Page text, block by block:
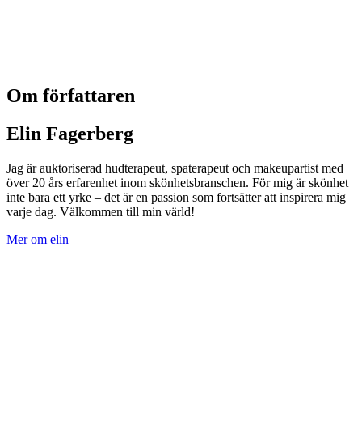
Om författaren
Elin Fagerberg
Jag är auktoriserad hudterapeut, spaterapeut och makeupartist med
över 20 års erfarenhet inom skönhetsbranschen. För mig är skönhet
inte bara ett yrke – det är en passion som fortsätter att inspirera mig
varje dag. Välkommen till min värld!
Mer om elin